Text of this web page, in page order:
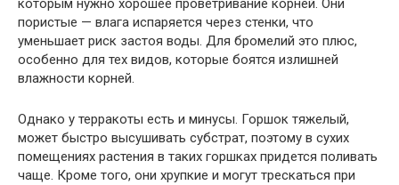
которым нужно хорошее проветривание корней. Они
пористые — влага испаряется через стенки, что
уменьшает риск застоя воды. Для бромелий это плюс,
особенно для тех видов, которые боятся излишней
влажности корней.
Однако у терракоты есть и минусы. Горшок тяжелый,
может быстро высушивать субстрат, поэтому в сухих
помещениях растения в таких горшках придется поливать
чаще. Кроме того, они хрупкие и могут трескаться при